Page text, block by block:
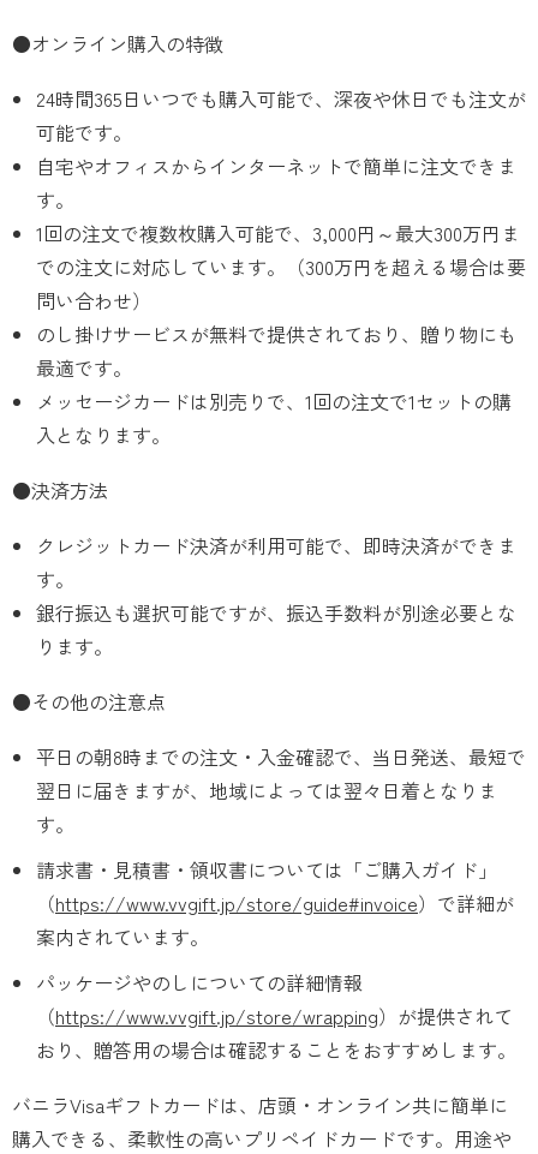
●オンライン購入の特徴
24時間365日いつでも購入可能で、深夜や休日でも注文が
可能です。
自宅やオフィスからインターネットで簡単に注文できま
す。
1回の注文で複数枚購入可能で、3,000円～最大300万円ま
での注文に対応しています。（300万円を超える場合は要
問い合わせ）
のし掛けサービスが無料で提供されており、贈り物にも
最適です。
メッセージカードは別売りで、1回の注文で1セットの購
入となります。
●決済方法
クレジットカード決済が利用可能で、即時決済ができま
す。
銀行振込も選択可能ですが、振込手数料が別途必要とな
ります。
●その他の注意点
平日の朝8時までの注文・入金確認で、当日発送、最短で
翌日に届きますが、地域によっては翌々日着となりま
す。
請求書・見積書・領収書については「ご購入ガイド」
（https://www.vvgift.jp/store/guide#invoice）で詳細が
案内されています。
パッケージやのしについての詳細情報
（https://www.vvgift.jp/store/wrapping）が提供されて
おり、贈答用の場合は確認することをおすすめします。
バニラVisaギフトカードは、店頭・オンライン共に簡単に
購入できる、柔軟性の高いプリペイドカードです。用途や